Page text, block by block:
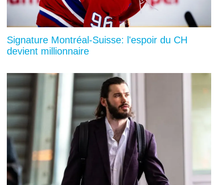
Signature Montréal-Suisse: l'espoir du CH
devient millionnaire